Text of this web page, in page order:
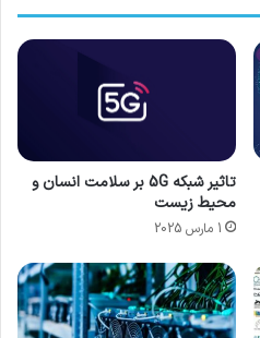
تاثیر شبکه 5G بر سلامت انسان و
محیط زیست
1 مارس 2025